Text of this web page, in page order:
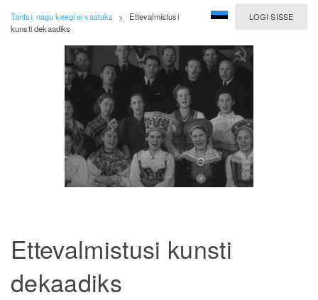
LOGI SISSE
Tantsi, nagu keegi ei vaataks >
Ettevalmistusi
kunsti dekaadiks
Ettevalmistusi kunsti
dekaadiks